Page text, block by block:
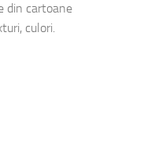
din cartoane
culori.